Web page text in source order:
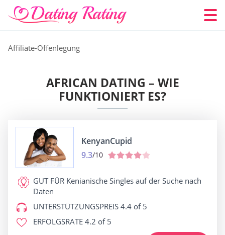
Affiliate-Offenlegung
AFRICAN DATING – WIE
FUNKTIONIERT ES?
KenyanCupid
9.3/10
GUT FÜR Kenianische Singles auf der Suche nach
Daten
UNTERSTÜTZUNGSPREIS 4.4 of 5
ERFOLGSRATE 4.2 of 5